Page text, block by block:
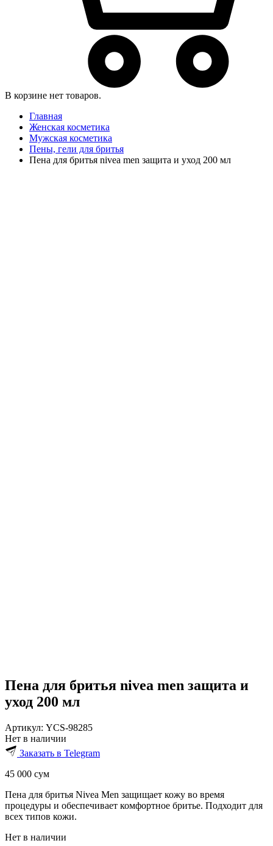
В корзине нет товаров.
Главная
Женская косметика
Мужская косметика
Пены, гели для бритья
Пена для бритья nivea men защита и уход 200 мл
Пена для бритья nivea men защита и
уход 200 мл
Артикул: YCS-98285
Нет в наличии
Заказать в Telegram
45 000 сум
Пена для бритья Nivea Men защищает кожу во время
процедуры и обеспечивает комфортное бритье. Подходит для
всех типов кожи.
Нет в наличии